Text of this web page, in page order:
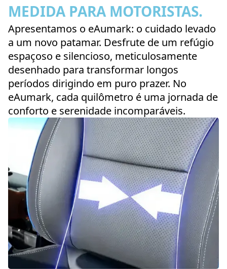
MEDIDA PARA MOTORISTAS.
Apresentamos o eAumark: o cuidado levado
a um novo patamar. Desfrute de um refúgio
espaçoso e silencioso, meticulosamente
desenhado para transformar longos
períodos dirigindo em puro prazer. No
eAumark, cada quilômetro é uma jornada de
conforto e serenidade incomparáveis.